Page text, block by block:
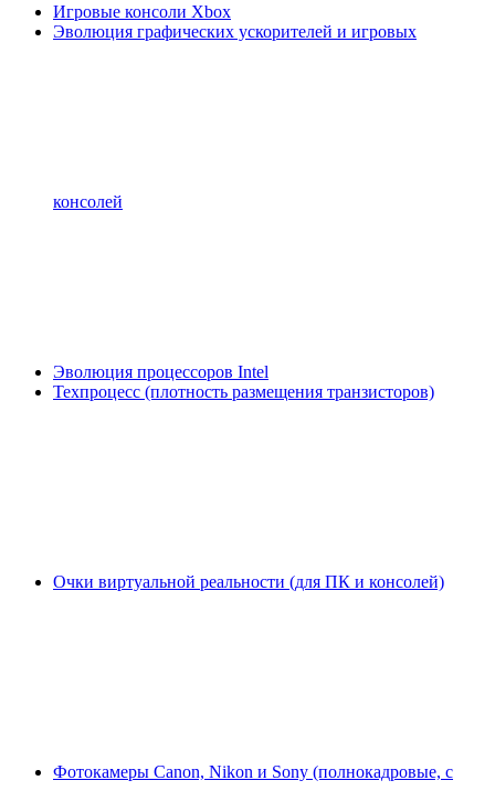
Игровые консоли Xbox
Эволюция графических ускорителей и игровых
консолей
Эволюция процессоров Intel
Техпроцесс (плотность размещения транзисторов)
Очки виртуальной реальности (для ПК и консолей)
Фотокамеры Canon, Nikon и Sony (полнокадровые, с